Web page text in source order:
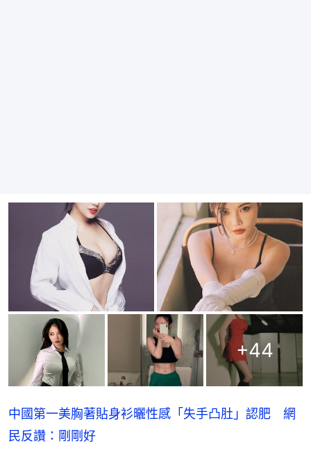
+44
中國第一美胸著貼身衫曬性感「失手凸肚」認肥 網
民反讚：剛剛好